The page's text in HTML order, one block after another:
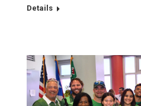
Details